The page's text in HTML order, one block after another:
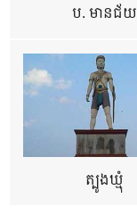
ប. មានជ័យ
ត្បូងឃ្មុំ